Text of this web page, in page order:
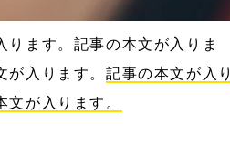
ります。記事の本文が入りま
が入ります。記事の本文が入り
が入ります。